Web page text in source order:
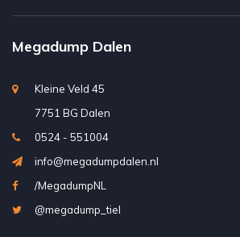
Megadump Dalen
Kleine Veld 45
7751 BG Dalen
0524 - 551004
info@megadumpdalen.nl
/MegadumpNL
@megadump_tiel